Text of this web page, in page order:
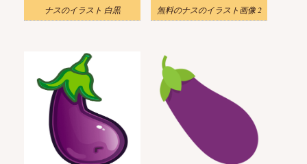
ナスのイラスト 白黒 無料のナスのイラスト画像 2